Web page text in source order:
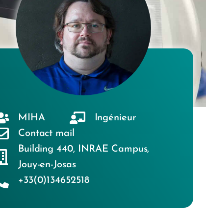
MIHA
Ingénieur
Contact mail
Building 440, INRAE Campus,
Jouy-en-Josas
+33(0)134652518